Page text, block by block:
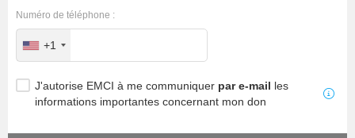
Numéro de téléphone :
+1
J'autorise EMCI à me communiquer par e-mail les
informations importantes concernant mon don